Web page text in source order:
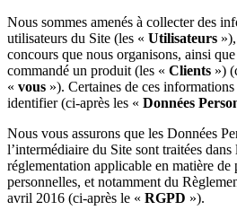
Nous sommes amenés à collecter des
utilisateurs du Site (les « Utilisateurs
concours que nous organisons, ainsi
commandé un produit (les « Clients »)
« vous »). Certaines de ces
identifier (ci-après les « Données
Nous vous assurons que les Données
l’intermédiaire du Site sont traitées dans
réglementation applicable en matière de
personnelles, et notamment du
avril 2016 (ci-après le « RGPD »).